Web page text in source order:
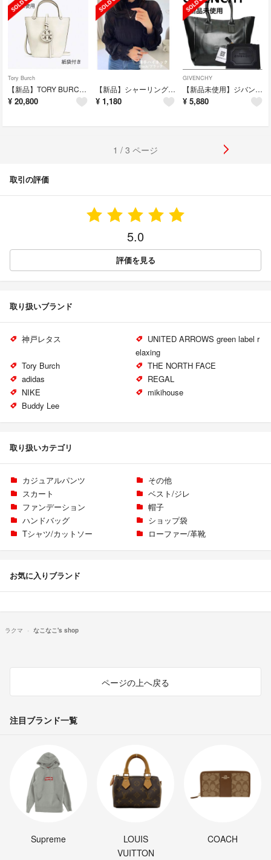
Tory Burch
【新品】TORY BURCH トリーバーチ バッグ ミラーミニバケット
¥ 20,800
【新品】シャーリングシフォンブラウス ハイネック シアーシャツ 黒
¥ 1,180
GIVENCHY
【新品未使用】ジバンシー ノベルティトートバッグ ビジネスバッグ A4サイズ 黒
¥ 5,880
1 / 3 ページ
取引の評価
5.0
評価を見る
取り扱いブランド
神戸レタス
UNITED ARROWS green label r
elaxing
Tory Burch
THE NORTH FACE
adidas
REGAL
NIKE
mikihouse
Buddy Lee
取り扱いカテゴリ
カジュアルパンツ
その他
スカート
ベスト/ジレ
ファンデーション
帽子
ハンドバッグ
ショップ袋
Tシャツ/カットソー
ローファー/革靴
お気に入りブランド
ラクマ なこなこ's shop
ページの上へ戻る
注目ブランド一覧
Supreme
LOUIS
VUITTON
COACH